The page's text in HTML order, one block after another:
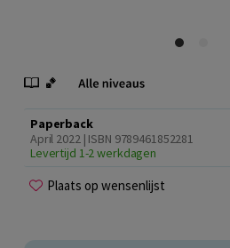
Paperback
April 2022 | ISBN 9789461852281
Levertijd 1-2 werkdagen
Plaats op wensenlijst